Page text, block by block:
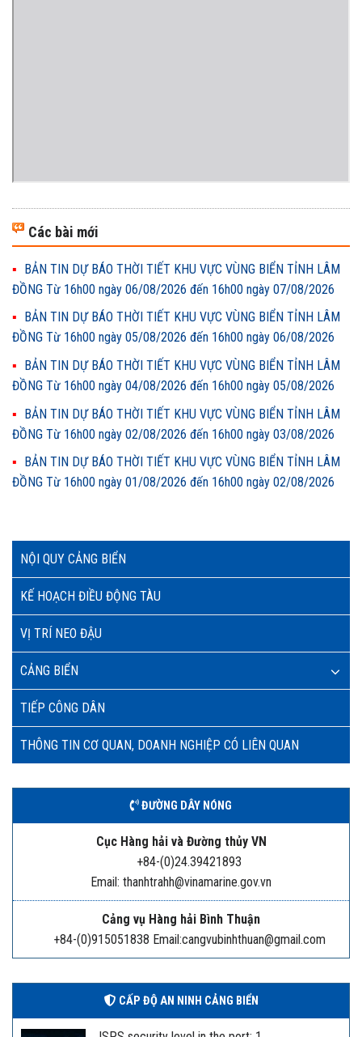
NỘI QUY CẢNG BIỂN
KẾ HOẠCH ĐIỀU ĐỘNG TÀU
VỊ TRÍ NEO ĐẬU
CẢNG BIỂN
TIẾP CÔNG DÂN
THÔNG TIN CƠ QUAN, DOANH NGHIỆP CÓ LIÊN QUAN
ĐƯỜNG DÂY NÓNG
Cục Hàng hải và Đường thủy VN
+84-(0)24.39421893
Email: thanhtrahh@vinamarine.gov.vn
Cảng vụ Hàng hải Bình Thuận
+84-(0)915051838 Email:cangvubinhthuan@gmail.com
CẤP ĐỘ AN NINH CẢNG BIỂN
Các bài mới
BẢN TIN DỰ BÁO THỜI TIẾT KHU VỰC VÙNG BIỂN TỈNH LÂM
ĐỒNG Từ 16h00 ngày 06/08/2026 đến 16h00 ngày 07/08/2026
BẢN TIN DỰ BÁO THỜI TIẾT KHU VỰC VÙNG BIỂN TỈNH LÂM
ĐỒNG Từ 16h00 ngày 05/08/2026 đến 16h00 ngày 06/08/2026
BẢN TIN DỰ BÁO THỜI TIẾT KHU VỰC VÙNG BIỂN TỈNH LÂM
ĐỒNG Từ 16h00 ngày 04/08/2026 đến 16h00 ngày 05/08/2026
BẢN TIN DỰ BÁO THỜI TIẾT KHU VỰC VÙNG BIỂN TỈNH LÂM
ĐỒNG Từ 16h00 ngày 02/08/2026 đến 16h00 ngày 03/08/2026
BẢN TIN DỰ BÁO THỜI TIẾT KHU VỰC VÙNG BIỂN TỈNH LÂM
ĐỒNG Từ 16h00 ngày 01/08/2026 đến 16h00 ngày 02/08/2026